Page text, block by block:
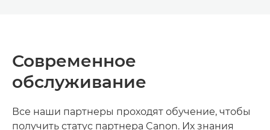
Современное
обслуживание
Все наши партнеры проходят обучение, чтобы
получить статус партнера Canon. Их знания